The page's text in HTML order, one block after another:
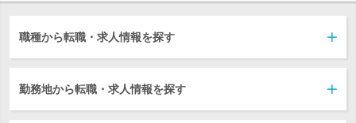
職種から転職・求人情報を探す
勤務地から転職・求人情報を探す